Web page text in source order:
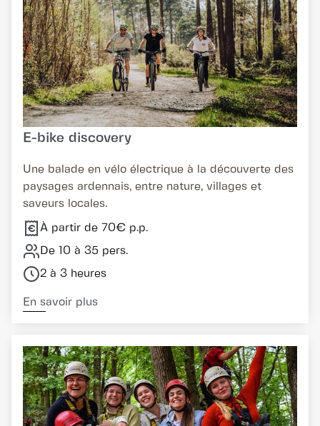
E-bike discovery
Une balade en vélo électrique à la découverte des
paysages ardennais, entre nature, villages et
saveurs locales.
À partir de 70€ p.p.
De 10 à 35 pers.
2 à 3 heures
En savoir plus